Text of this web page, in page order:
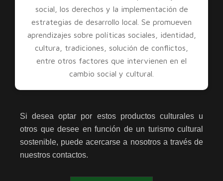
social, los derechos y la implementación de
estrategias de desarrollo local. Se promueven
aprendizajes sobre políticas sociales, identidad,
cultura, tradiciones, solución de conflictos,
entre otros factores que intervienen en el
cambio social y cultural.
Si desea optar por estos productos culturales u
otros que desee en función de un turismo cultural
sostenible, puede acercarse a nosotros a través de
nuestros contactos.